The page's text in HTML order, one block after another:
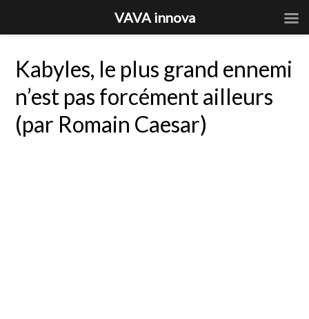
Kabyles, le plus grand ennemi
n’est pas forcément ailleurs
(par Romain Caesar)
VAVA innova